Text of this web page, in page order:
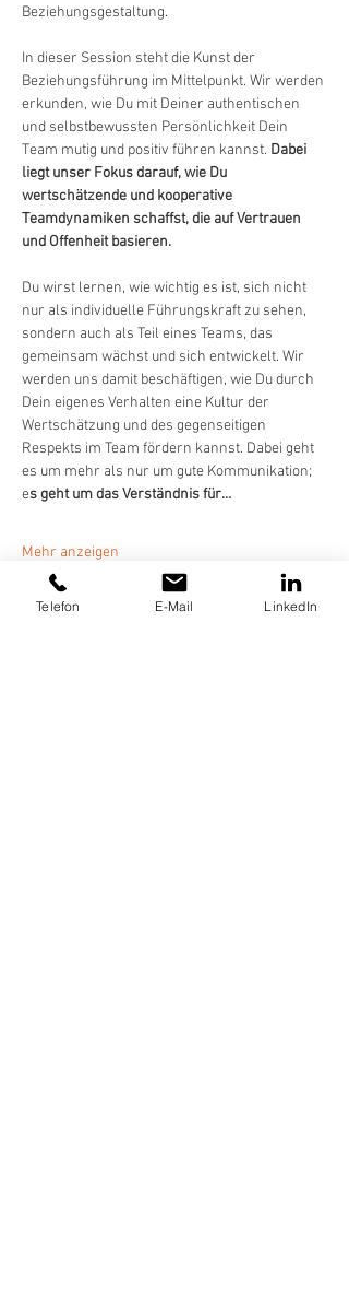
Beziehungsgestaltung.
In dieser Session steht die Kunst der
Beziehungsführung im Mittelpunkt. Wir werden
erkunden, wie Du mit Deiner authentischen
und selbstbewussten Persönlichkeit Dein
Team mutig und positiv führen kannst. Dabei
liegt unser Fokus darauf, wie Du
wertschätzende und kooperative
Teamdynamiken schaffst, die auf Vertrauen
und Offenheit basieren.
Du wirst lernen, wie wichtig es ist, sich nicht
nur als individuelle Führungskraft zu sehen,
sondern auch als Teil eines Teams, das
gemeinsam wächst und sich entwickelt. Wir
werden uns damit beschäftigen, wie Du durch
Dein eigenes Verhalten eine Kultur der
Wertschätzung und des gegenseitigen
Respekts im Team fördern kannst. Dabei geht
es um mehr als nur um gute Kommunikation;
es geht um das Verständnis für…
Mehr anzeigen
Diese Veranstaltung teilen
Telefon E-Mail LinkedIn